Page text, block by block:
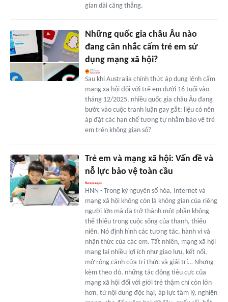
gian dài căng thẳng.
Những quốc gia châu Âu nào
đang cân nhắc cấm trẻ em sử
dụng mạng xã hội?
Sau khi Australia chính thức áp dụng lệnh cấm
mạng xã hội đối với trẻ em dưới 16 tuổi vào
tháng 12/2025, nhiều quốc gia châu Âu đang
bước vào cuộc tranh luận gay gắt: liệu có nên
áp đặt các hạn chế tương tự nhằm bảo vệ trẻ
em trên không gian số?
Trẻ em và mạng xã hội: Vấn đề và
nỗ lực bảo vệ toàn cầu
HNN - Trong kỷ nguyên số hóa, Internet và
mạng xã hội không còn là không gian của riêng
người lớn mà đã trở thành một phần không
thể thiếu trong cuộc sống của thanh, thiếu
niên. Nó định hình các tương tác, hành vi và
nhận thức của các em. Tất nhiên, mạng xã hội
mang lại nhiều lợi ích như giao lưu, kết nối,
mở rộng cánh cửa tri thức và giải trí… Nhưng
kèm theo đó, những tác động tiêu cực của
mạng xã hội đối với giới trẻ thậm chí còn lớn
hơn, từ nội dung độc hại, áp lực tâm lý, nghiện